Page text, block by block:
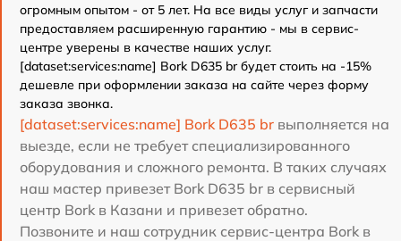
огромным опытом - от 5 лет. На все виды услуг и запчасти
предоставляем расширенную гарантию - мы в сервис-
центре уверены в качестве наших услуг.
[dataset:services:name] Bork D635 br будет стоить на -15%
дешевле при оформлении заказа на сайте через форму
заказа звонка.
[dataset:services:name] Bork D635 br выполняется на
выезде, если не требует специализированного
оборудования и сложного ремонта. В таких случаях
наш мастер привезет Bork D635 br в сервисный
центр Bork в Казани и привезет обратно.
Позвоните и наш сотрудник сервис-центра Bork в